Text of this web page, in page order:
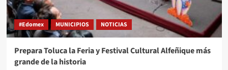
#Edomex MUNICIPIOS NOTICIAS
Prepara Toluca la Feria y Festival Cultural Alfeñique más
grande de la historia